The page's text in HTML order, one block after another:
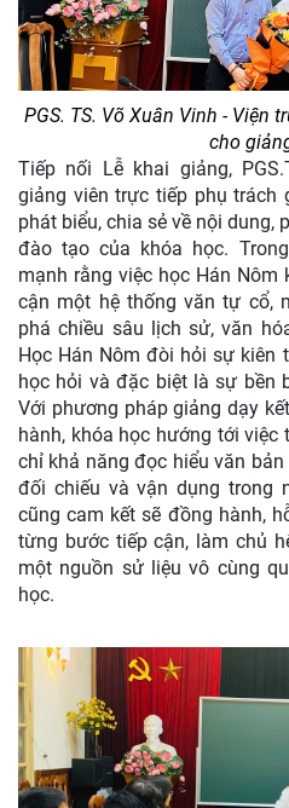
PGS. TS. Võ Xuân Vinh - Viện
cho
Tiếp nối Lễ khai giảng,
giảng viên trực tiếp phụ trách
phát biểu, chia sẻ về nội dung,
đào tạo của khóa học.
mạnh rằng việc học Hán
cận một hệ thống văn tự cổ,
phá chiều sâu lịch sử, văn
Học Hán Nôm đòi hỏi sự kiên
học hỏi và đặc biệt là sự bền
Với phương pháp giảng dạy
hành, khóa học hướng tới việc
chỉ khả năng đọc hiểu văn
đối chiếu và vận dụng trong
cũng cam kết sẽ đồng hành,
từng bước tiếp cận, làm chủ
một nguồn sử liệu vô cùng
học.